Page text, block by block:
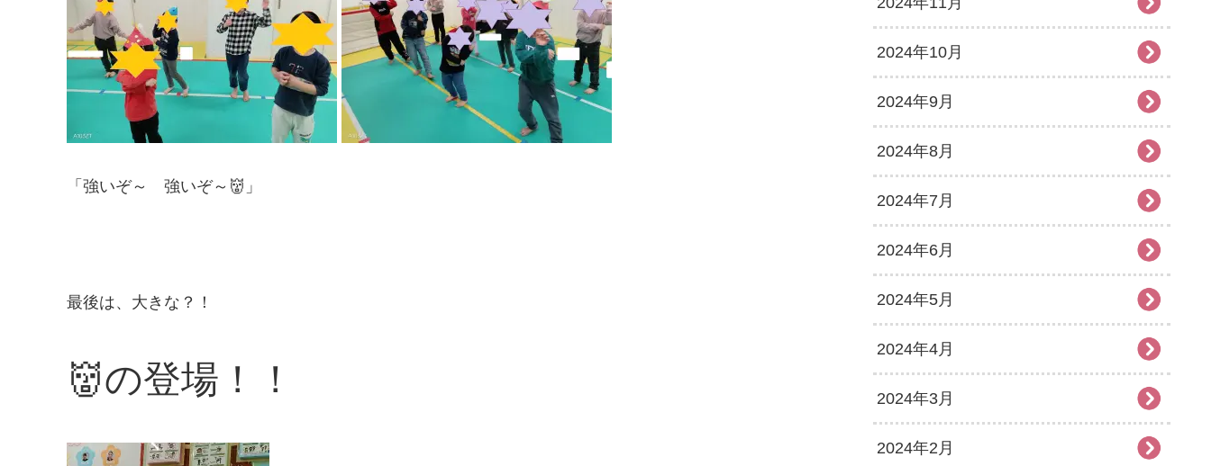
「強いぞ～ 強いぞ～👹」
最後は、大きな？！
👹の登場！！
2024年10月
2024年9月
2024年8月
2024年7月
2024年6月
2024年5月
2024年4月
2024年3月
2024年2月